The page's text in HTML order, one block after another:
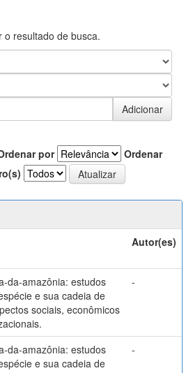
o resultado de busca.
por
Ordenar
Autor(es)
da-amazônia: estudos
e sua cadeia de
sociais, econômicos
-
da-amazônia: estudos
e sua cadeia de
-